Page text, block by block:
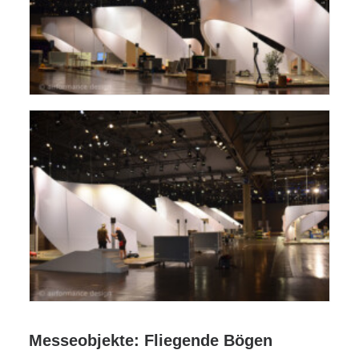
Messeobjekte: Fliegende Bögen